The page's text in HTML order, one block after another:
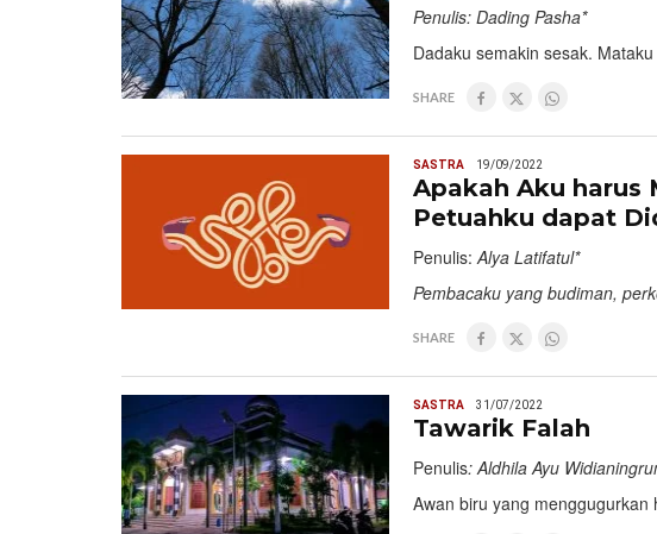
Penulis: Dading Pasha*
Dadaku semakin sesak.
SHARE
SASTRA 19/09/2022
Apakah Aku harus
Petuahku dapat
Penulis:Alya Latifatul*
Pembacaku yang budiman,
SHARE
SASTRA 31/07/2022
Tawarik Falah
Penulis: Aldhila Ayu
Awan biru yang